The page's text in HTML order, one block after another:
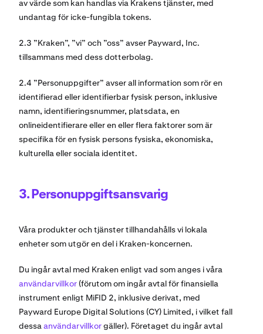
av värde som kan handlas via Krakens tjänster, med
undantag för icke-fungibla tokens.
2.3 ”Kraken”, ”vi” och ”oss” avser Payward, Inc.
tillsammans med dess dotterbolag.
2.4 ”Personuppgifter” avser all information som rör en
identifierad eller identifierbar fysisk person, inklusive
namn, identifieringsnummer, platsdata, en
onlineidentifierare eller en eller flera faktorer som är
specifika för en fysisk persons fysiska, ekonomiska,
kulturella eller sociala identitet.
3. Personuppgiftsansvarig
Våra produkter och tjänster tillhandahålls vi lokala
enheter som utgör en del i Kraken-koncernen.
Du ingår avtal med Kraken enligt vad som anges i våra
användarvillkor (förutom om ingår avtal för finansiella
instrument enligt MiFID 2, inklusive derivat, med
Payward Europe Digital Solutions (CY) Limited, i vilket fall
dessaanvändarvillkorgäller). Företaget du ingår avtal